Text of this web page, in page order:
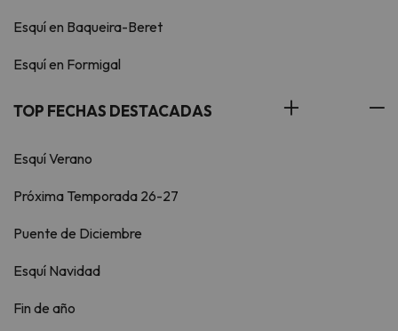
Esquí en Baqueira-Beret
Esquí en Formigal
TOP FECHAS DESTACADAS
Esquí Verano
Próxima Temporada 26-27
Puente de Diciembre
Esquí Navidad
Fin de año